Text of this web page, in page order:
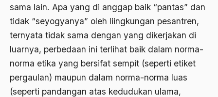
sama lain. Apa yang di anggap baik “pantas” dan
tidak “seyogyanya” oleh liingkungan pesantren,
ternyata tidak sama dengan yang dikerjakan di
luarnya, perbedaan ini terlihat baik dalam norma-
norma etika yang bersifat sempit (seperti etiket
pergaulan) maupun dalam norma-norma luas
(seperti pandangan atas kedudukan ulama,
Angkatan Laut AS
Antara Keyakinan dan Keuletan
Antarumat Beragama